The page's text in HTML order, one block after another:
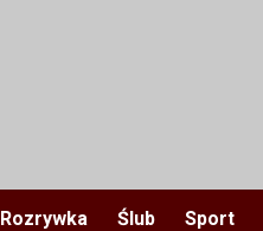
Rozrywka Ślub Sport